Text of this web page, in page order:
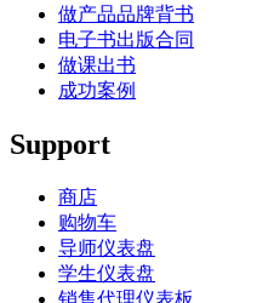
做产品品牌背书
电子书出版合同
做课出书
成功案例
Support
商店
购物车
导师仪表盘
学生仪表盘
销售代理仪表板